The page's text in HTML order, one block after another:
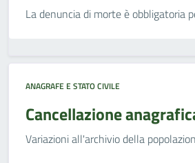
La denuncia di morte è obbligatoria
ANAGRAFE E STATO CIVILE
Cancellazione
Variazioni all'archivio della